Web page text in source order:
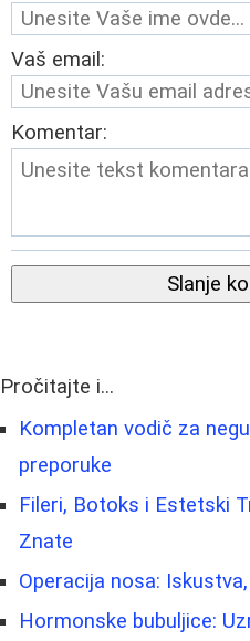
Vaš email:
Komentar:
Slanje
Pročitajte i...
Kompletan vodič za
preporuke
Fileri, Botoks i Estetski
Znate
Operacija nosa:
Hormonske bubuljice: